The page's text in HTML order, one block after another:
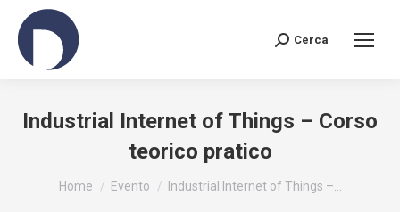
Search:
Cerca
Industrial Internet of Things – Corso
teorico pratico
You are here:
Home Evento Industrial Internet of Things –…